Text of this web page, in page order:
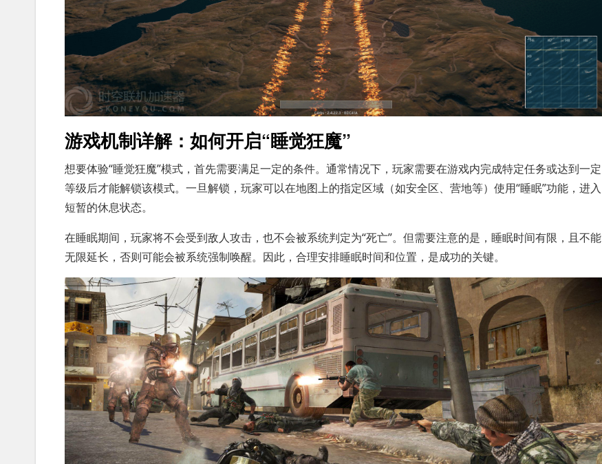
游戏机制详解：如何开启“睡觉狂魔”
想要体验“睡觉狂魔”模式，首先需要满足一定的条件。通常情况下，玩家需要在游戏内完成特定任务或达到一定
等级后才能解锁该模式。一旦解锁，玩家可以在地图上的指定区域（如安全区、营地等）使用“睡眠”功能，进入
短暂的休息状态。
在睡眠期间，玩家将不会受到敌人攻击，也不会被系统判定为“死亡”。但需要注意的是，睡眠时间有限，且不能
无限延长，否则可能会被系统强制唤醒。因此，合理安排睡眠时间和位置，是成功的关键。